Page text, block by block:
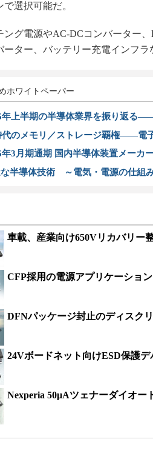
選択可能だ。
グ電源やAC-DCコンバーター
ーター、バッテリー充電インフラ
ホワイトペーパー
年上半期の半導体業界を振り返る
のメモリ／ストレージ覇権――電
年3月期通期 国内半導体装置メーカ
半導体技術 ～電気・電源の仕組
車載、産業向け650Vリカバリー
CFP採用の電源アプリケーショ
DFNパッケージ封止のディスク
24Vボードネット向けESD保護デ
Nexperia 50μAツェナーダイオー